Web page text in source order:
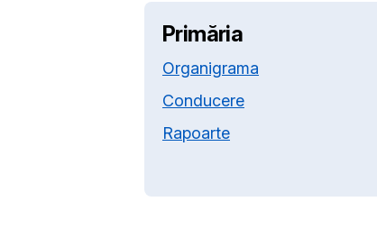
Primăria
Organigrama
Conducere
Rapoarte